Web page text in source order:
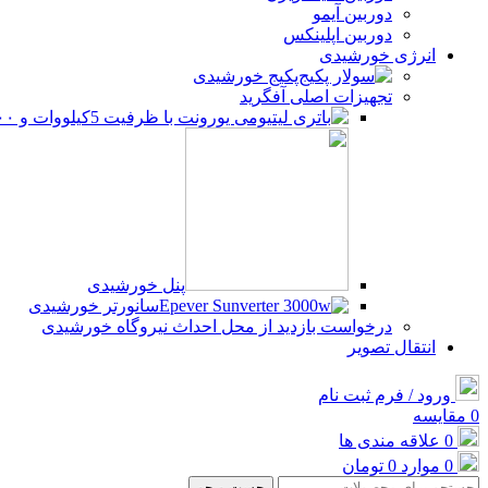
دوربین آیمو
دوربین اپلینکس
انرژی خورشیدی
پکیج خورشیدی
تجهیزات اصلی آفگرید
پنل خورشیدی
سانورتر خورشیدی
درخواست بازدید از محل احداث نیروگاه خورشیدی
انتقال تصویر
ورود / فرم ثبت نام
0 مقایسه
0 علاقه مندی ها
0 موارد 0 تومان